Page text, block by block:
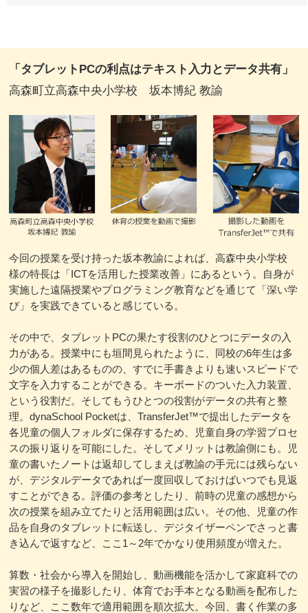
「タブレットPCの利点はテキスト入力とデータ共有」
高森町立高森中央小学校 坂本博紀 教諭
今回の授業を受け持った坂本教諭によれば、高森中央小学校
様の特長は「ICTを活用した授業改善」にあるという。自身が
実施した遠隔授業やプログラミング教育などを通じて「深い学
び」を実践できていると感じている。
その中で、タブレットPCの果たす役割のひとつにデータの入
力がある。授業中にも垣間見られたように、同校の6年生は多
少の個人差はあるものの、すでに手書きよりも速いスピードで
文字を入力することができる。キーボードのついた入力装置、
という役割だ。そしてもうひとつの役割がデータの共有と整
理。dynaSchool Pocketは、TransferJet™で提出したデータを
各児童の個人フォルダに保存するため、児童自身の学習プロセ
スの振り返りを可能にした。そしてメリットは教諭側にも。児
童の書いたノートは返却してしまえば教諭の手元には残らない
が、デジタルデータであれば一度回収しておけばいつでも見返
すことができる。評価の参考としたり、前時の児童の感想から
次の授業を組み立てたりと活用範囲は広い。その他、児童の作
品を自身のタブレットに転送し、デジタイザーペンでさっと書
き込んで返すなど、ここ1～2年でかなり使用頻度が増えた。
算数・社会から導入を開始し、動画機能を活かして家庭科での
実習の様子を撮影したり、体育でお手本となる動画を配布した
りなど、ここ数年で適用範囲を順次拡大。今回、書く作業の多